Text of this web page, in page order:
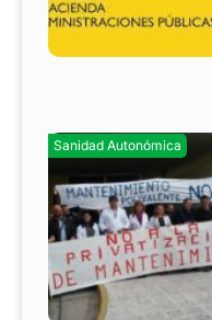
Sanidad Autonómica